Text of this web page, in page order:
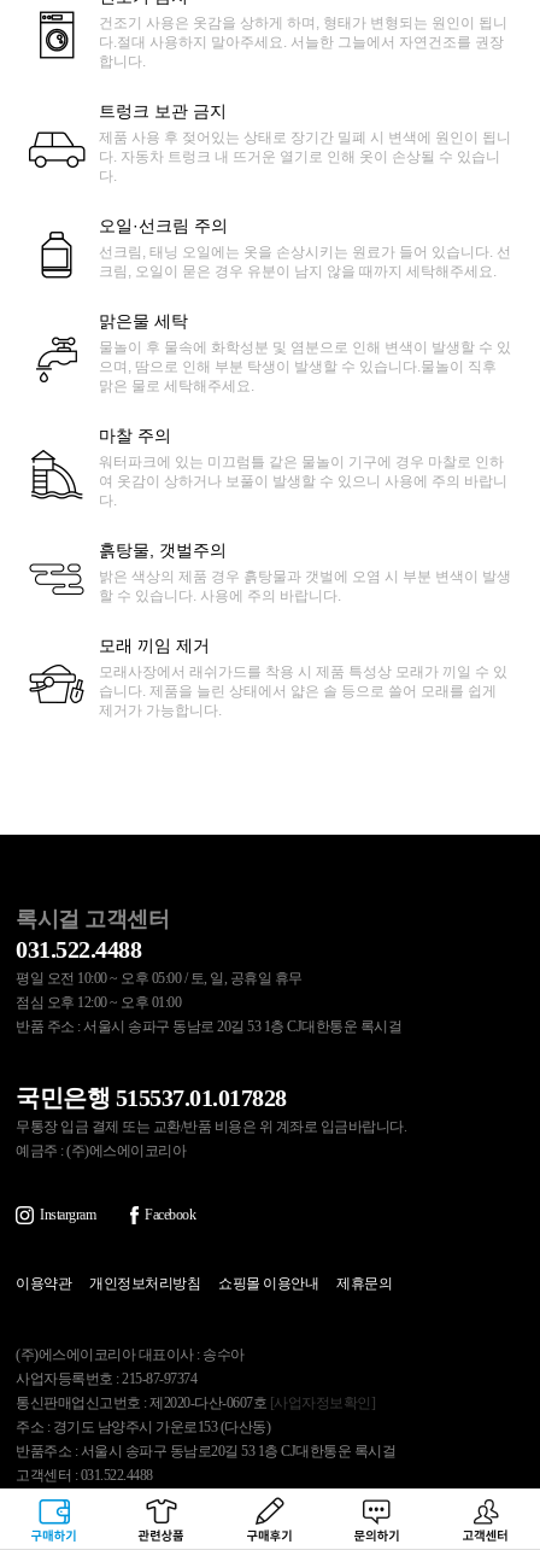
구매하기 관련상품 상품후기 문의하기 고객센터
건조기 사용은 옷감을 상하게 하며, 형태가 변형되는 원인이 됩니
다.절대 사용하지 말아주세요. 서늘한 그늘에서 자연건조를 권장
합니다.
트렁크 보관 금지
제품 사용 후 젖어있는 상태로 장기간 밀폐 시 변색에 원인이 됩니
다. 자동차 트렁크 내 뜨거운 열기로 인해 옷이 손상될 수 있습니
다.
오일·선크림 주의
선크림, 태닝 오일에는 옷을 손상시키는 원료가 들어 있습니다. 선
크림, 오일이 묻은 경우 유분이 남지 않을 때까지 세탁해주세요.
맑은물 세탁
물놀이 후 물속에 화학성분 및 염분으로 인해 변색이 발생할 수 있
으며, 땀으로 인해 부분 탁생이 발생할 수 있습니다.물놀이 직후
맑은 물로 세탁해주세요.
마찰 주의
워터파크에 있는 미끄럼틀 같은 물놀이 기구에 경우 마찰로 인하
여 옷감이 상하거나 보풀이 발생할 수 있으니 사용에 주의 바랍니
다.
흙탕물, 갯벌주의
밝은 색상의 제품 경우 흙탕물과 갯벌에 오염 시 부분 변색이 발생
할 수 있습니다. 사용에 주의 바랍니다.
모래 끼임 제거
모래사장에서 래쉬가드를 착용 시 제품 특성상 모래가 끼일 수 있
습니다. 제품을 늘린 상태에서 얇은 솔 등으로 쓸어 모래를 쉽게
제거가 가능합니다.
록시걸 고객센터
031.522.4488
평일 오전 10:00 ~ 오후 05:00 / 토, 일, 공휴일 휴무
점심 오후 12:00 ~ 오후 01:00
반품 주소 : 서울시 송파구 동남로 20길 53 1층 CJ대한통운 록시걸
국민은행 515537.01.017828
무통장 입금 결제 또는 교환/반품 비용은 위 계좌로 입금바랍니다.
예금주 : (주)에스에이코리아
Instargram Facebook
이용약관 개인정보처리방침 쇼핑몰 이용안내 제휴문의
(주)에스에이코리아 대표이사 : 송수아
사업자등록번호 : 215-87-97374
통신판매업신고번호 : 제2020-다산-0607호 [사업자정보확인]
주소 : 경기도 남양주시 가운로153 (다산동)
반품주소 : 서울시 송파구 동남로20길 53 1층 CJ대한통운 록시걸
고객센터 : 031.522.4488
개인정보관리보호책임자 : 김영석